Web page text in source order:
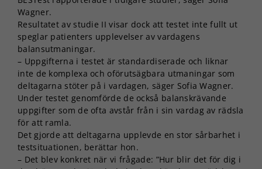
Wagner.
Resultatet av studie II visar dock att testet inte fullt ut
speglar patienters upplevelser av vardagens
balansutmaningar.
– Uppgifterna i testet är standardiserade och liknar
inte de komplexa och oförutsägbara utmaningar som
deltagarna stöter på i vardagen, säger Sofia Wagner.
Under testet genomförde de också balanskrävande
uppgifter som de ofta avstår från i sin vardag av rädsla
för att ramla.
Det gjorde att deltagarna upplevde en stor sårbarhet i
testsituationen, berättar hon.
– Det blev konkret när vi frågade: ”Hur blir det för dig i